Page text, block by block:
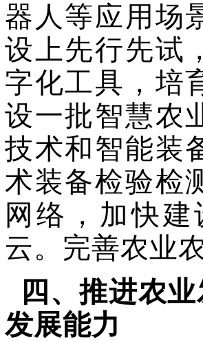
器人等应用场
设上先行先试
字化工具，培
设一批智慧农
技术和智能装
术装备检验检
网络，加快
云。完善农业
四、推进农
发展能力